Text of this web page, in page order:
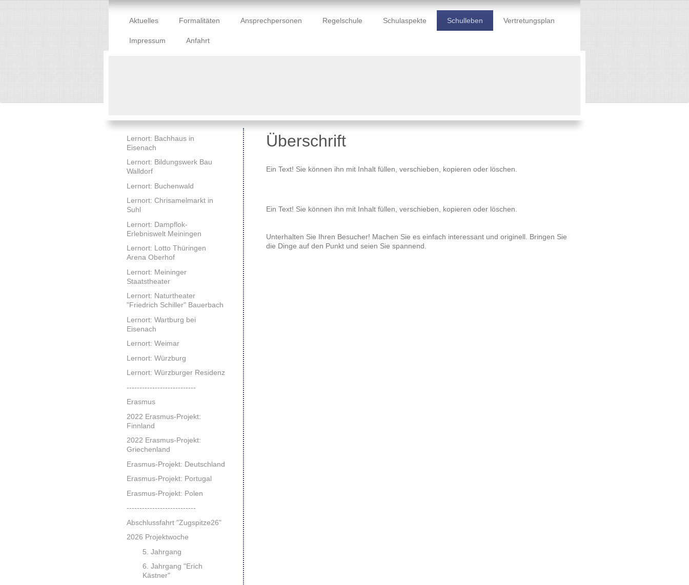
Aktuelles Formalitäten Ansprechpersonen Regelschule Schulaspekte Schulleben Vertretungsplan
Impressum Anfahrt
Überschrift
Ein Text! Sie können ihn mit Inhalt füllen, verschieben, kopieren oder löschen.
Ein Text! Sie können ihn mit Inhalt füllen, verschieben, kopieren oder löschen.
Unterhalten Sie Ihren Besucher! Machen Sie es einfach interessant und originell. Bringen Sie
die Dinge auf den Punkt und seien Sie spannend.
Lernort: Bachhaus in
Eisenach
Lernort: Bildungswerk Bau
Walldorf
Lernort: Buchenwald
Lernort: Chrisamelmarkt in
Suhl
Lernort: Dampflok-
Erlebniswelt Meiningen
Lernort: Lotto Thüringen
Arena Oberhof
Lernort: Meininger
Staatstheater
Lernort: Naturtheater
"Friedrich Schiller" Bauerbach
Lernort: Wartburg bei
Eisenach
Lernort: Weimar
Lernort: Würzburg
Lernort: Würzburger Residenz
---------------------------
Erasmus
2022 Erasmus-Projekt:
Finnland
2022 Erasmus-Projekt:
Griechenland
Erasmus-Projekt: Deutschland
Erasmus-Projekt: Portugal
Erasmus-Projekt: Polen
---------------------------
Abschlussfahrt "Zugspitze26"
2026 Projektwoche
5. Jahrgang
6. Jahrgang "Erich
Kästner"